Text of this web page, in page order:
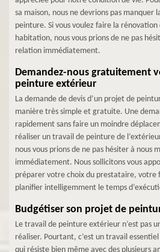
sa maison, nous ne devrions pas manquer
peinture. Si vous voulez faire la
habitation, nous vous prions de ne pas
relation immédiatement.
Demandez-nous gratuitement
peinture extérieur
La demande de devis d’un projet de
manière très simple et gratuite. Une
rapidement sans faire un moindre
réaliser un travail de peinture de
nous vous prions de ne pas hésiter à nous
immédiatement. Nous sollicitons vous
préparer votre choix du prestataire, votre
planifier intelligemment le temps
Budgétiser son projet de
Le travail de peinture extérieur n’est pas
réaliser. Pourtant, c’est un travail
qui résiste bien même avec des plusieurs